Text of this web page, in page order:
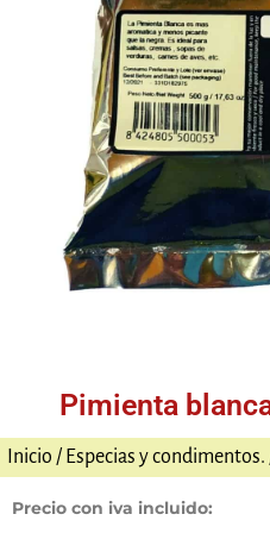
Pimienta
Inicio / Especias y condimentos.
Precio con iva incluido: